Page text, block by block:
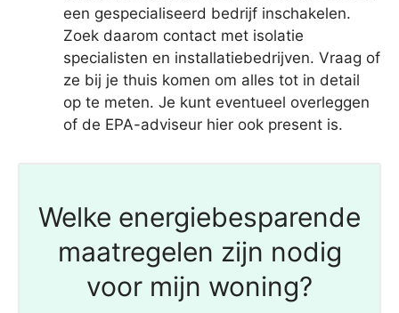
een gespecialiseerd bedrijf inschakelen.
Zoek daarom contact met isolatie
specialisten en installatiebedrijven. Vraag of
ze bij je thuis komen om alles tot in detail
op te meten. Je kunt eventueel overleggen
of de EPA-adviseur hier ook present is.
Welke energiebesparende
maatregelen zijn nodig
voor mijn woning?